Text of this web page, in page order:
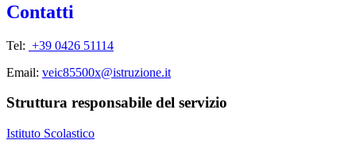
Contatti
Tel: +39 0426 51114
Email: veic85500x@istruzione.it
Struttura responsabile del servizio
Istituto Scolastico